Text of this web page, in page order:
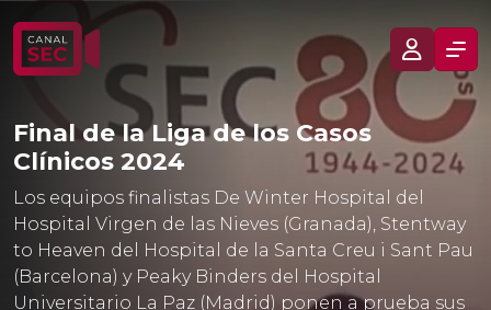
Final de la Liga de los Casos
Clínicos 2024
Los equipos finalistas De Winter Hospital del
Hospital Virgen de las Nieves (Granada), Stentway
to Heaven del Hospital de la Santa Creu i Sant Pau
(Barcelona) y Peaky Binders del Hospital
Universitario La Paz (Madrid) ponen a prueba sus